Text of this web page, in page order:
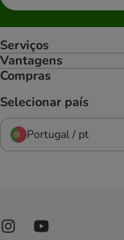
Serviços
Vantagens
Compras
Selecionar país
Portugal / pt